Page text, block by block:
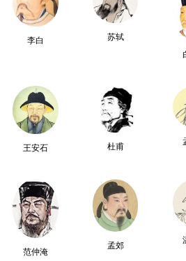
李白
苏轼
王安石 杜甫
范仲淹
孟郊